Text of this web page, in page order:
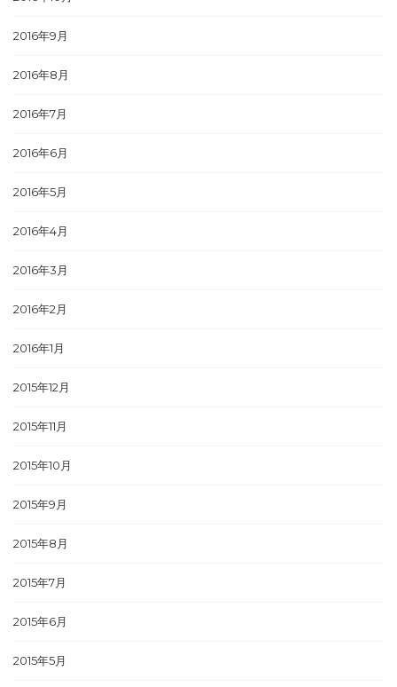
2016年9月
2016年8月
2016年7月
2016年6月
2016年5月
2016年4月
2016年3月
2016年2月
2016年1月
2015年12月
2015年11月
2015年10月
2015年9月
2015年8月
2015年7月
2015年6月
2015年5月